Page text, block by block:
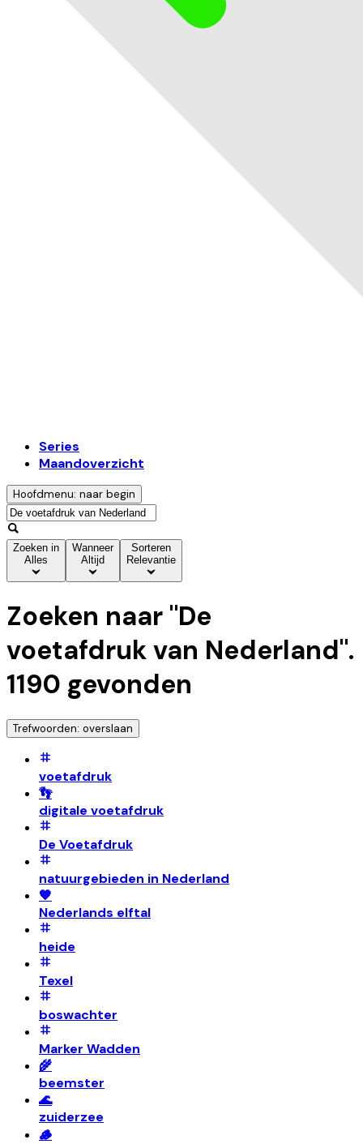
Series
Maandoverzicht
Hoofdmenu: naar begin
Zoeken in
Alles
Wanneer
Altijd
Sorteren
Relevantie
Zoeken naar "De
voetafdruk van Nederland".
1190 gevonden
Trefwoorden: overslaan
voetafdruk
👣
digitale voetafdruk
De Voetafdruk
natuurgebieden in Nederland
🧡
Nederlands elftal
heide
Texel
boswachter
Marker Wadden
🌾
beemster
🌊
zuiderzee
🪵